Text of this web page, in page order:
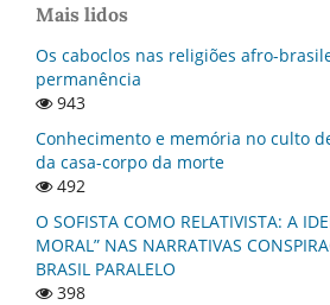
Mais lidos
Os caboclos nas religiões afro-
permanência
943
Conhecimento e memória no culto
da casa-corpo da morte
492
O SOFISTA COMO RELATIVISTA: A
MORAL” NAS NARRATIVAS
BRASIL PARALELO
398